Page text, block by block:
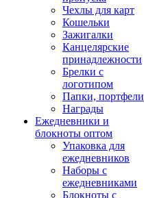
Чехлы для карт
Кошельки
Зажигалки
Канцелярские
принадлежности
Брелки с
логотипом
Папки, портфели
Награды
Ежедневники и
блокноты оптом
Упаковка для
ежедневников
Наборы с
ежедневниками
Блокноты с